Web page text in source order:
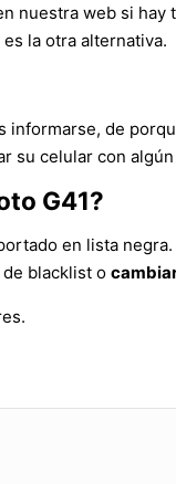
nuestra web si
la otra alternativa.
de
su celular con
G41?
en lista negra.
blacklist o